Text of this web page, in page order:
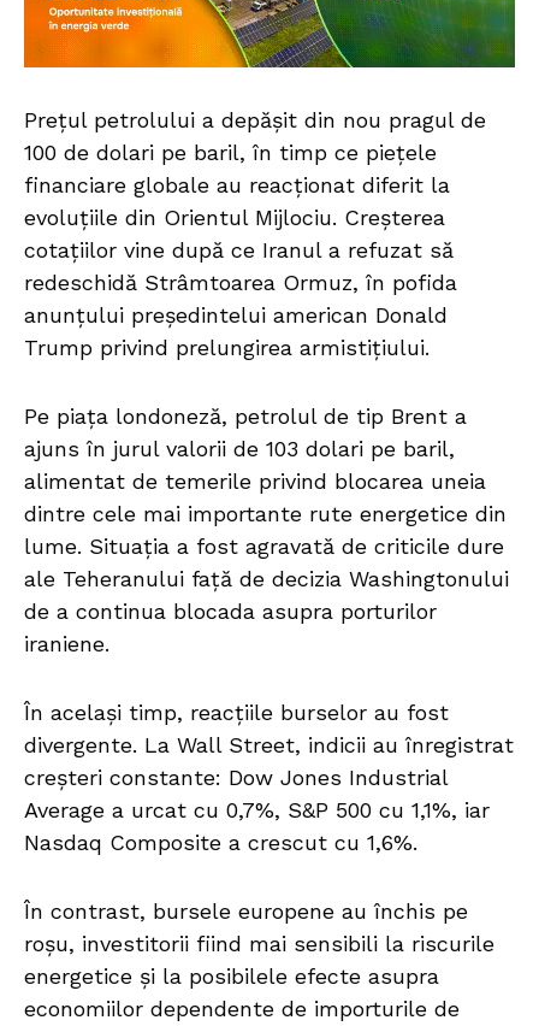
Prețul petrolului a depășit din nou pragul de
100 de dolari pe baril, în timp ce piețele
financiare globale au reacționat diferit la
evoluțiile din Orientul Mijlociu. Creșterea
cotațiilor vine după ce Iranul a refuzat să
redeschidă Strâmtoarea Ormuz, în pofida
anunțului președintelui american Donald
Trump privind prelungirea armistițiului.
Pe piața londoneză, petrolul de tip Brent a
ajuns în jurul valorii de 103 dolari pe baril,
alimentat de temerile privind blocarea uneia
dintre cele mai importante rute energetice din
lume. Situația a fost agravată de criticile dure
ale Teheranului față de decizia Washingtonului
de a continua blocada asupra porturilor
iraniene.
În același timp, reacțiile burselor au fost
divergente. La Wall Street, indicii au înregistrat
creșteri constante: Dow Jones Industrial
Average a urcat cu 0,7%, S&P 500 cu 1,1%, iar
Nasdaq Composite a crescut cu 1,6%.
În contrast, bursele europene au închis pe
roșu, investitorii fiind mai sensibili la riscurile
energetice și la posibilele efecte asupra
economiilor dependente de importurile de